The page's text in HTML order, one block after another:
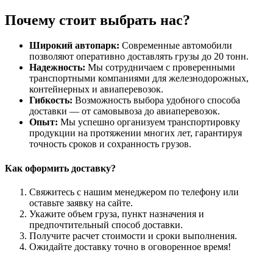
Почему стоит выбрать нас?
Широкий автопарк: Современные автомобили
позволяют оперативно доставлять грузы до 20 тонн.
Надежность: Мы сотрудничаем с проверенными
транспортными компаниями для железнодорожных,
контейнерных и авиаперевозок.
Гибкость: Возможность выбора удобного способа
доставки — от самовывоза до авиаперевозок.
Опыт: Мы успешно организуем транспортировку
продукции на протяжении многих лет, гарантируя
точность сроков и сохранность грузов.
Как оформить доставку?
Свяжитесь с нашим менеджером по телефону или
оставьте заявку на сайте.
Укажите объем груза, пункт назначения и
предпочтительный способ доставки.
Получите расчет стоимости и сроки выполнения.
Ожидайте доставку точно в оговоренное время!